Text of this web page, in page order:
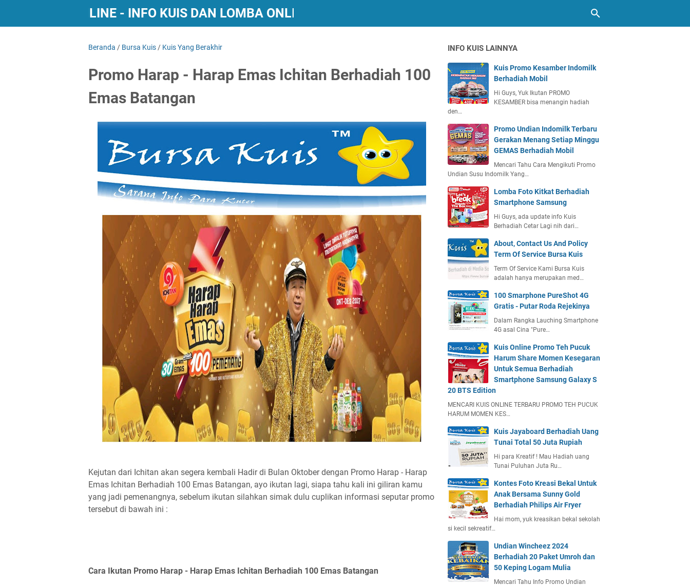
KUIS ONLINE - INFO KUIS DAN LOMBA ONLINE BERHADIAH
Beranda / Bursa Kuis / Kuis Yang Berakhir
Promo Harap - Harap Emas Ichitan Berhadiah 100
Emas Batangan
Kejutan dari Ichitan akan segera kembali Hadir di Bulan Oktober dengan Promo Harap - Harap
Emas Ichitan Berhadiah 100 Emas Batangan, ayo ikutan lagi, siapa tahu kali ini giliran kamu
yang jadi pemenangnya, sebelum ikutan silahkan simak dulu cuplikan informasi seputar promo
tersebut di bawah ini :
Cara Ikutan Promo Harap - Harap Emas Ichitan Berhadiah 100 Emas Batangan
INFO KUIS LAINNYA
Kuis Promo Kesamber Indomilk
Berhadiah Mobil
Hi Guys, Yuk Ikutan PROMO
KESAMBER bisa menangin hadiah
den…
Promo Undian Indomilk Terbaru
Gerakan Menang Setiap Minggu
GEMAS Berhadiah Mobil
Mencari Tahu Cara Mengikuti Promo
Undian Susu Indomilk Yang…
Lomba Foto Kitkat Berhadiah
Smartphone Samsung
Hi Guys, ada update info Kuis
Berhadiah Cetar Lagi nih dari…
About, Contact Us And Policy
Term Of Service Bursa Kuis
Term Of Service Kami Bursa Kuis
adalah hanya merupakan med…
100 Smarphone PureShot 4G
Gratis - Putar Roda Rejekinya
Dalam Rangka Lauching Smartphone
4G asal Cina "Pure…
Kuis Online Promo Teh Pucuk
Harum Share Momen Kesegaran
Untuk Semua Berhadiah
Smartphone Samsung Galaxy S
20 BTS Edition
MENCARI KUIS ONLINE TERBARU PROMO TEH PUCUK
HARUM MOMEN KES…
Kuis Jayaboard Berhadiah Uang
Tunai Total 50 Juta Rupiah
Hi para Kreatif ! Mau Hadiah uang
Tunai Puluhan Juta Ru…
Kontes Foto Kreasi Bekal Untuk
Anak Bersama Sunny Gold
Berhadiah Philips Air Fryer
Hai mom, yuk kreasikan bekal sekolah
si kecil sekreatif…
Undian Wincheez 2024
Berhadiah 20 Paket Umroh dan
50 Keping Logam Mulia
Mencari Tahu Info Promo Undian